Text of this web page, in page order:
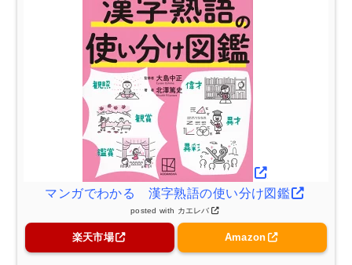
マンガでわかる 漢字熟語の使い分け図鑑
posted with カエレバ
楽天市場 Amazon